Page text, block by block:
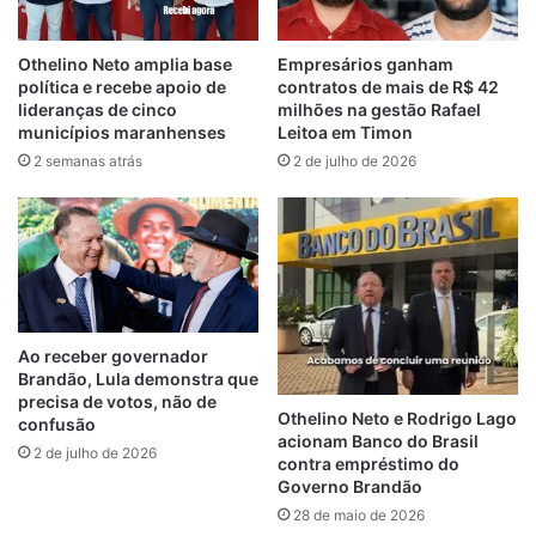
“Nossa diretriz é focar no cumprimento da
missão institucional por meio de uma
gestão democrática e participativa, com
observância à legalidade, atenção ao
interesse da sociedade e valorização das
com seriedade, eficiência e
responsabilidade”, afirmou.
Nos últimos anos, a Procuradoria-Geral do
Estado tem investido em modernização
administrativa, avanços tecnológicos,
comunicação pública e políticas de
equidade e inclusão. A expectativa é de
que, sob a nova gestão, esse processo seja
ampliado, reforçando a atuação da PGE na
defesa do patrimônio público, no apoio às
Othelino Neto amplia base
política e recebe apoio de
lideranças de cinco
municípios maranhenses
2 semanas atrás
Empresários ganham
contratos de mais de R$ 42
milhões na gestão Rafael
Leitoa em Timon
2 de julho de 2026
Ao receber governador
Brandão, Lula demonstra que
precisa de votos, não de
confusão
2 de julho de 2026
Othelino Neto e Rodrigo Lago
acionam Banco do Brasil
contra empréstimo do
Governo Brandão
28 de maio de 2026